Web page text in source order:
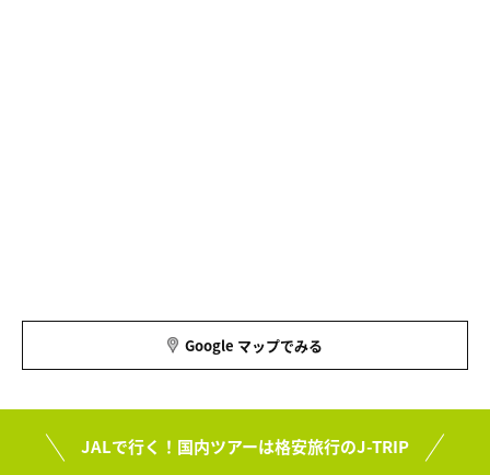
Google マップでみる
JALで行く！国内ツアーは格安旅行のJ-TRIP